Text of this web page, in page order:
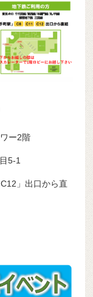
ー2階
5-1
」出口から直